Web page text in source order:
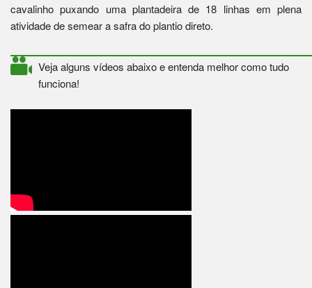
cavalinho puxando uma plantadeira de 18 linhas em plena
atividade de semear a safra do plantio direto.
Veja alguns vídeos abaixo e entenda melhor como tudo
funciona!